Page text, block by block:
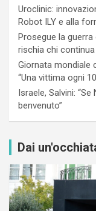
Uroclinic:
Robot ILY e alla
Prosegue la
rischia chi
Giornata mondiale
“Una vittima ogni
Israele, Salvini:
benvenuto”
Dai